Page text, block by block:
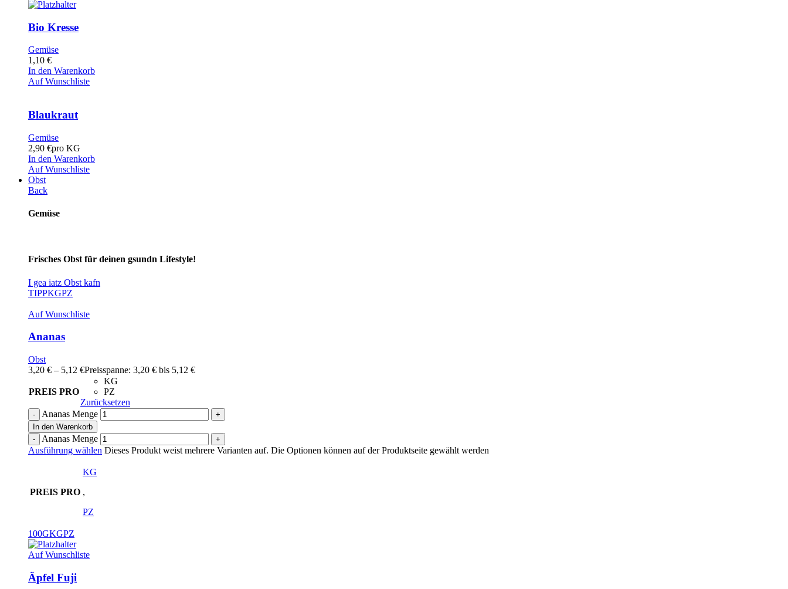
Bio Kresse
Gemüse
1,10 €
In den Warenkorb
Auf Wunschliste
Blaukraut
Gemüse
2,90 €pro KG
In den Warenkorb
Auf Wunschliste
Obst
Back
Gemüse
Frisches Obst für deinen gsundn Lifestyle!
I gea iatz Obst kafn
TIPPKGPZ
Auf Wunschliste
Ananas
Obst
3,20 € – 5,12 €Preisspanne: 3,20 € bis 5,12 €
PREIS PRO
KG
PZ
Zurücksetzen
Ananas Menge
In den Warenkorb
Ananas Menge
Ausführung wählen Dieses Produkt weist mehrere Varianten auf. Die Optionen können auf der Produktseite gewählt werden
PREIS PRO
KG
,
PZ
100GKGPZ
Auf Wunschliste
Äpfel Fuji